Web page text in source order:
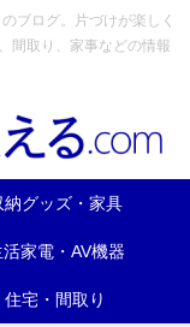
ブログ。片づけが楽しく
間取り、家事などの情報
納グッズ・家具
活家電・AV機器
住宅・間取り